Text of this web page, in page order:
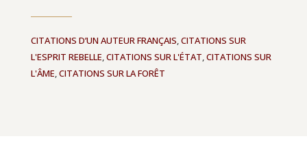
CITATIONS D’UN AUTEUR FRANÇAIS,CITATIONS SUR
L'ESPRIT REBELLE,CITATIONS SUR L'ÉTAT,CITATIONS SUR
L'ÂME,CITATIONS SUR LA FORÊT